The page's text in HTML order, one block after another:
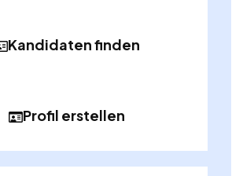
Kandidaten finden
Profil erstellen